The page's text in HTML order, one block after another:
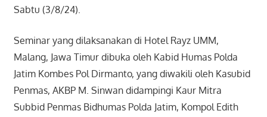
Sabtu (3/8/24).
Seminar yang dilaksanakan di Hotel Rayz UMM,
Malang, Jawa Timur dibuka oleh Kabid Humas Polda
Jatim Kombes Pol Dirmanto, yang diwakili oleh Kasubid
Penmas, AKBP M. Sinwan didampingi Kaur Mitra
Subbid Penmas Bidhumas Polda Jatim, Kompol Edith